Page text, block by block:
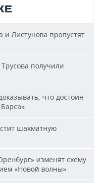
и Листунова пропустят
получили
что достоин
шахматную
изменят схему
«Новой волны»